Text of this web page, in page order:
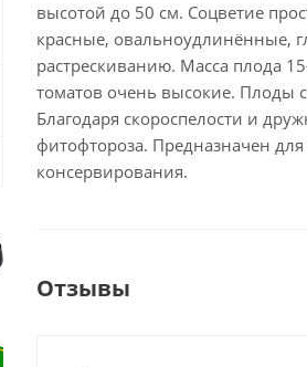
высотой до 50 см. Соцветие
красные, овальноудлинённые,
растрескиванию. Масса плода
томатов очень высокие. Плоды
Благодаря скороспелости и
фитофтороза. Предназначен
консервирования.
Отзывы